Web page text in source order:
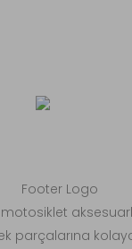
parçalarına